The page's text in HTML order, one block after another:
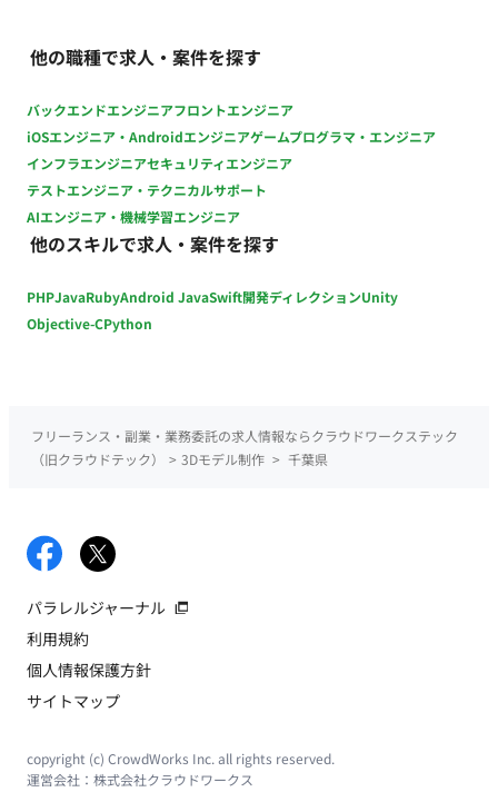
他の職種で求人・案件を探す
バックエンドエンジニアフロントエンジニア
iOSエンジニア・Androidエンジニアゲームプログラマ・エンジニア
インフラエンジニアセキュリティエンジニア
テストエンジニア・テクニカルサポート
AIエンジニア・機械学習エンジニア
他のスキルで求人・案件を探す
PHPJavaRubyAndroid JavaSwift開発ディレクションUnity
Objective-CPython
フリーランス・副業・業務委託の求人情報ならクラウドワークステック
（旧クラウドテック）
> 3Dモデル制作 > 千葉県
パラレルジャーナル
利用規約
個人情報保護方針
サイトマップ
copyright (c) CrowdWorks Inc. all rights reserved.
運営会社： 株式会社クラウドワークス